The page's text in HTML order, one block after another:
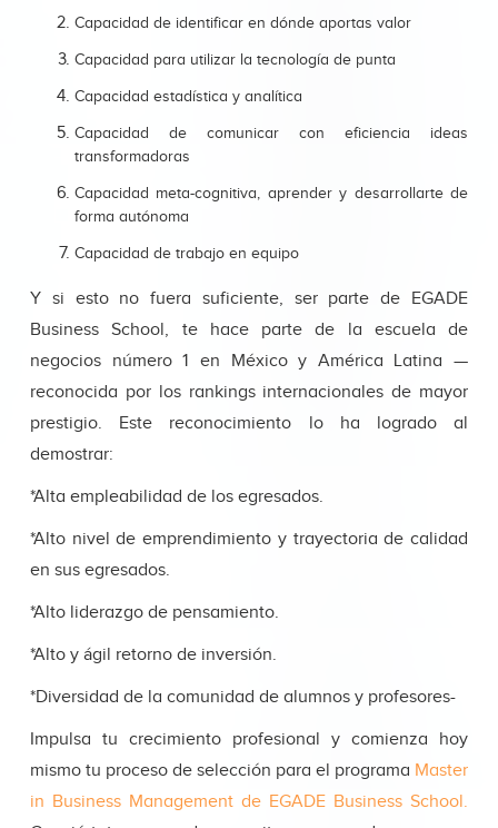
Capacidad de identificar en dónde aportas valor
Capacidad para utilizar la tecnología de punta
Capacidad estadística y analítica
Capacidad de comunicar con eficiencia ideas
transformadoras
Capacidad meta-cognitiva, aprender y desarrollarte de
forma autónoma
Capacidad de trabajo en equipo
Y si esto no fuera suficiente, ser parte de EGADE
Business School, te hace parte de la escuela de
negocios número 1 en México y América Latina —
reconocida por los rankings internacionales de mayor
prestigio. Este reconocimiento lo ha logrado al
demostrar:
*Alta empleabilidad de los egresados.
*Alto nivel de emprendimiento y trayectoria de calidad
en sus egresados.
*Alto liderazgo de pensamiento.
*Alto y ágil retorno de inversión.
*Diversidad de la comunidad de alumnos y profesores-
Impulsa tu crecimiento profesional y comienza hoy
mismo tu proceso de selección para el programa Master
in Business Management de EGADE Business School.